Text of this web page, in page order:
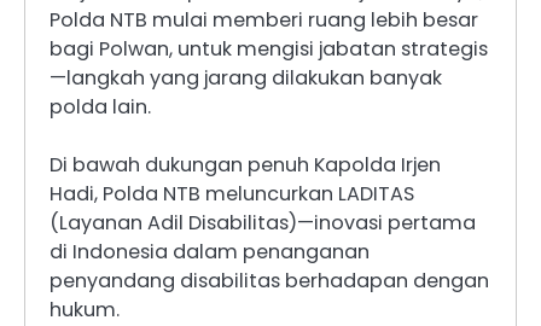
Polda NTB mulai memberi ruang lebih besar
bagi Polwan, untuk mengisi jabatan strategis
—langkah yang jarang dilakukan banyak
polda lain.
Di bawah dukungan penuh Kapolda Irjen
Hadi, Polda NTB meluncurkan LADITAS
(Layanan Adil Disabilitas)—inovasi pertama
di Indonesia dalam penanganan
penyandang disabilitas berhadapan dengan
hukum.